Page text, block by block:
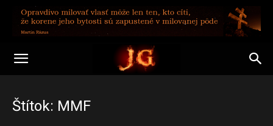
Štítok: MMF